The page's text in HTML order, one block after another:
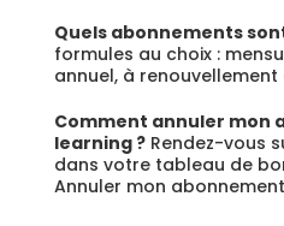
Quels abonnements
formules au choix :
annuel, à
Comment annuler mon
learning ?Rendez-vous
dans votre tableau de
Annuler mon